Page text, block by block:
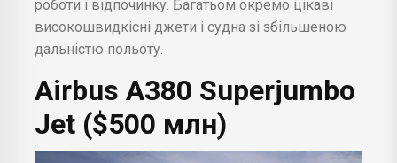
роботи і відпочинку. Багатьом окремо цікаві
високошвидкісні джети і судна зі збільшеною
дальністю польоту.
Airbus A380 Superjumbo
Jet ($500 млн)